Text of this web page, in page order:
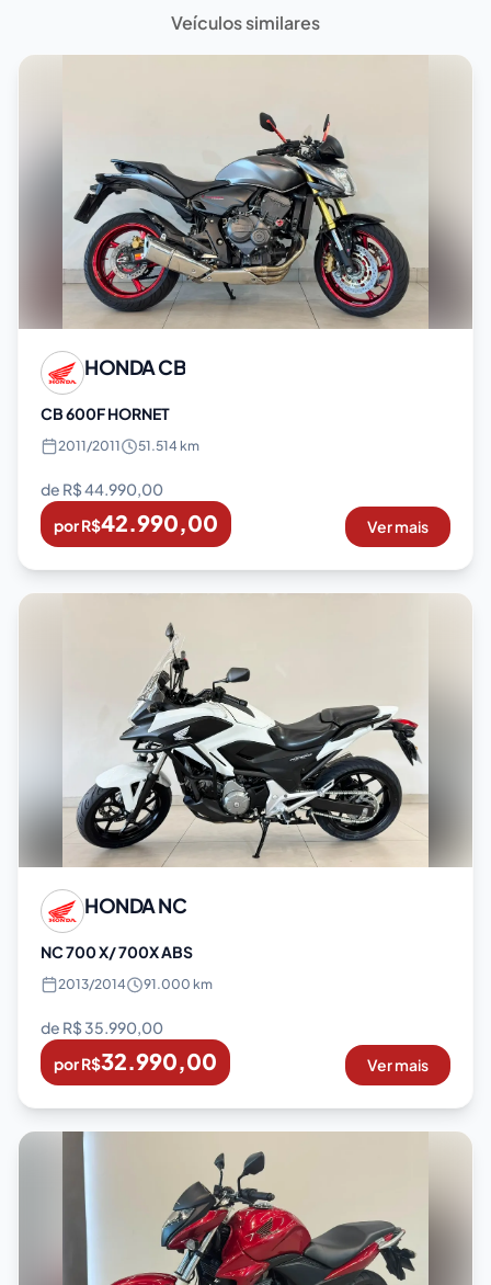
Veículos similares
HONDACB
CB 600F HORNET
2011/2011 51.514 km
de R$44.990,00
por R$42.990,00 Ver mais
HONDANC
NC 700 X/ 700X ABS
2013/2014 91.000 km
de R$35.990,00
por R$32.990,00 Ver mais